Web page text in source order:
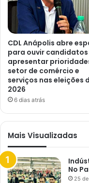
CDL Anápolis abre
para ouvir candidatos
apresentar
setor de comércio e
serviços nas eleições
2026
6 dias atrás
Mais Visualizadas
No
25